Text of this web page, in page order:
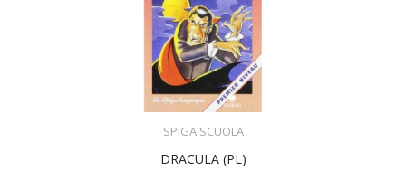
SPIGA SCUOLA
DRACULA (PL)